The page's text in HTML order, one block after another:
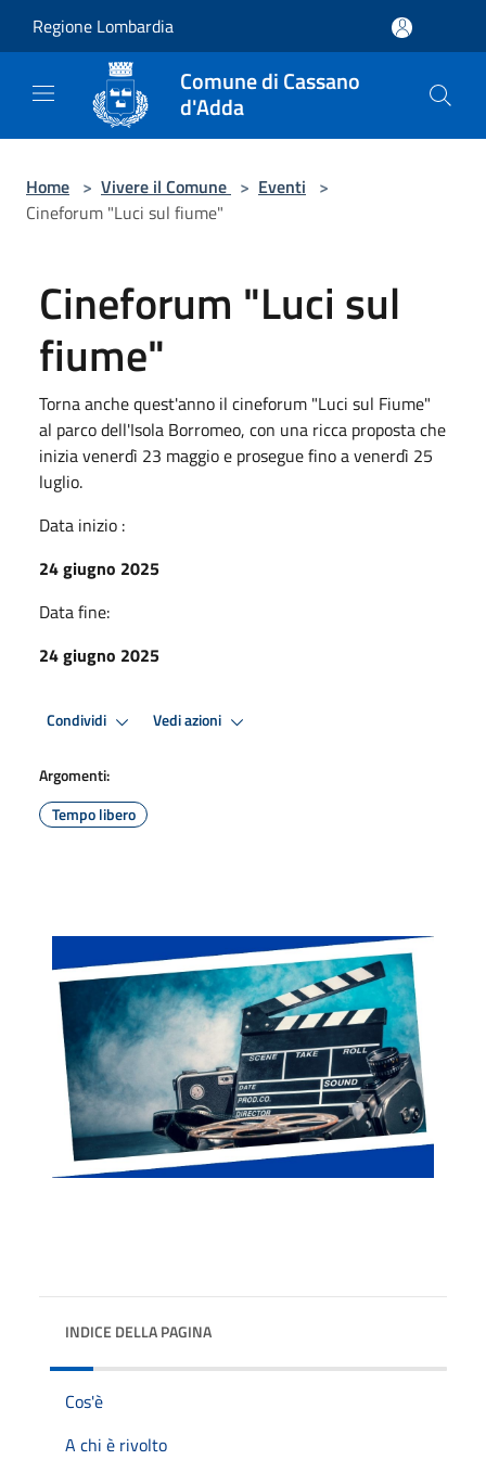
Regione Lombardia
Comune di Cassano
d'Adda
Home > Vivere il Comune > Eventi >
Cineforum "Luci sul fiume"
Cineforum "Luci sul
fiume"
Torna anche quest'anno il cineforum "Luci sul Fiume"
al parco dell'Isola Borromeo, con una ricca proposta che
inizia venerdì 23 maggio e prosegue fino a venerdì 25
luglio.
Data inizio :
24 giugno 2025
Data fine:
24 giugno 2025
Condividi Vedi azioni
Argomenti:
Tempo libero
INDICE DELLA PAGINA
Cos'è
A chi è rivolto